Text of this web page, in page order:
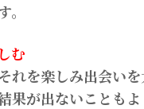
む
を楽しみ出会いを
果が出ないこともよ